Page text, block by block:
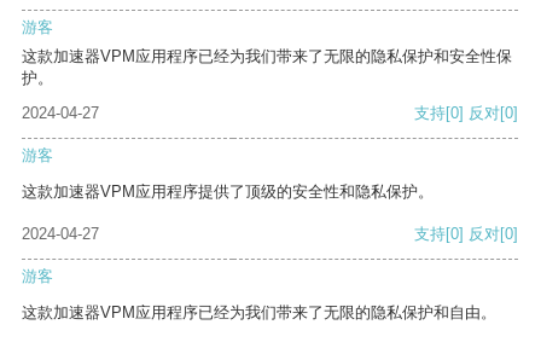
游客
这款加速器VPM应用程序已经为我们带来了无限的隐私保护和安全性保
护。
2024-04-27
支持[0] 反对[0]
游客
这款加速器VPM应用程序提供了顶级的安全性和隐私保护。
2024-04-27 支持[0] 反对[0]
游客
这款加速器VPM应用程序已经为我们带来了无限的隐私保护和自由。